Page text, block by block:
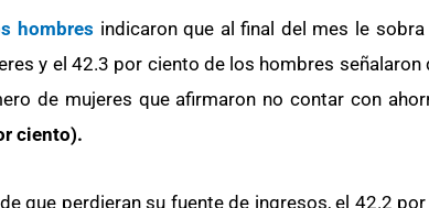
hombres indicaron que al final del mes le sobra
y el 42.3 por ciento de los hombres señalaron
de mujeres que afirmaron no contar con
ciento).
que perdieran su fuente de ingresos, el 42.2